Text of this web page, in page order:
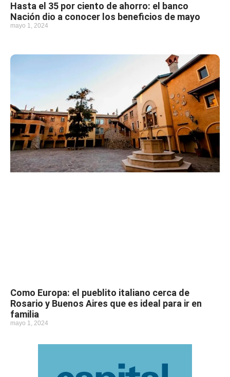
Hasta el 35 por ciento de ahorro: el banco
Nación dio a conocer los beneficios de mayo
mayo 1, 2024
Como Europa: el pueblito italiano cerca de
Rosario y Buenos Aires que es ideal para ir en
familia
mayo 1, 2024